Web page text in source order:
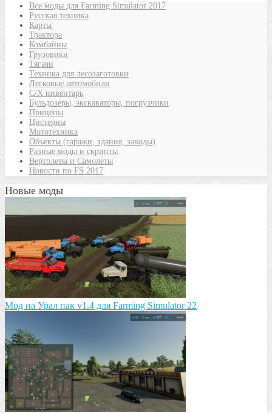
Все моды для Farming Simulator 2017
Русская техника
Карты
Трактора
Комбайны
Грузовики
Тягачи
Техника для лесозаготовки
Легковые автомобили
С/Х инвентарь
Бульдозеры, экскаваторы, погрузчики
Прицепы
Цистерны
Мототехника
Объекты (гаражи, здания, заводы)
Разные моды и скрипты
Вертолеты и Самолеты
Новости по FS 2017
Новые моды
Мод на Урал пак v1.4 для Farming Simulator 22